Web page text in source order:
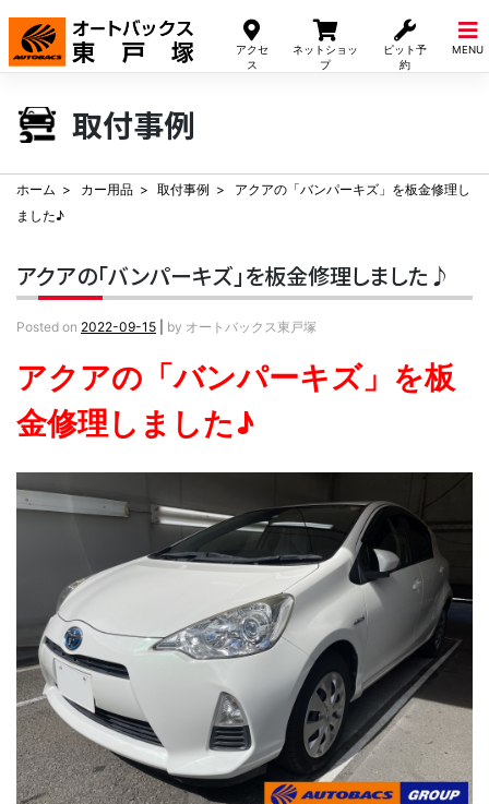
アクセ
ス
ネットショッ
プ
ピット予
約
MENU
Skip
content
取付事例
ホーム カー用品 取付事例
アクアの「バンパーキズ」を板金修理し
ました♪
アクアの「バンパーキズ」を板金修理しました♪
Posted on 2022-09-15 by オートバックス東戸塚
アクアの「バンパーキズ」を板
金修理しました♪